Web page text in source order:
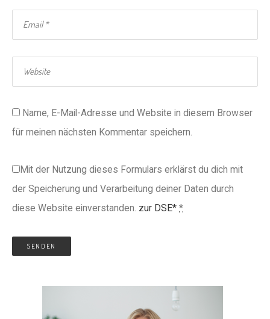
Name, E-Mail-Adresse und Website in diesem Browser
für meinen nächsten Kommentar speichern.
Mit der Nutzung dieses Formulars erklärst du dich mit
der Speicherung und Verarbeitung deiner Daten durch
diese Website einverstanden. zur DSE* *